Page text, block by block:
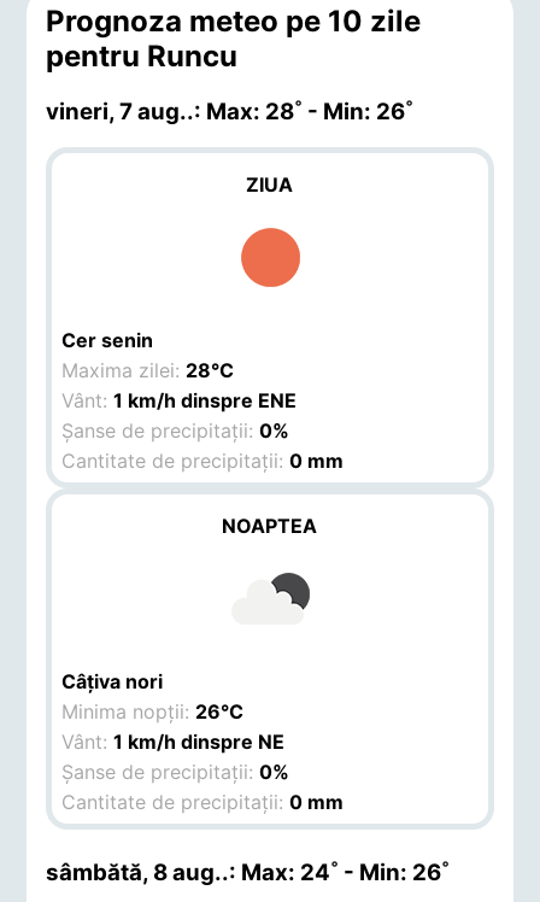
Prognoza meteo pe 10 zile
pentru Runcu
vineri, 7 aug..: Max: 28˚ - Min: 26˚
ZIUA
Cer senin
Maxima zilei: 28°C
Vânt:1 km/h dinspre ENE
Șanse de precipitații:0%
Cantitate de precipitații:0 mm
NOAPTEA
Câțiva nori
Minima nopții: 26°C
Vânt:1 km/h dinspre NE
Șanse de precipitații:0%
Cantitate de precipitații:0 mm
sâmbătă, 8 aug..: Max: 24˚ - Min: 26˚